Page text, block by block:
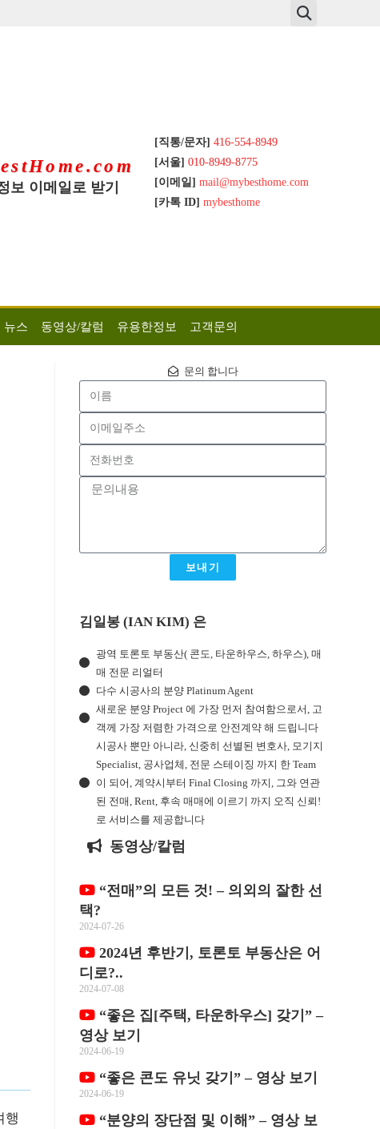
보 이메일로 받기
[직통/문자] 416-554-8949
[서울] 010-8949-8775
[이메일] mail@mybesthome.com
[카톡 ID] mybesthome
뉴스 동영상/칼럼 유용한정보 고객문의
행
문의 합니다
보내기
김일봉 (IAN KIM) 은
광역 토론토 부동산( 콘도, 타운하우스, 하우스), 매
매 전문 리얼터
다수 시공사의 분양 Platinum Agent
새로운 분양 Project 에 가장 먼저 참여함으로서, 고
객께 가장 저렴한 가격으로 안전계약 해 드립니다
시공사 뿐만 아니라, 신중히 선별된 변호사, 모기지
Specialist, 공사업체, 전문 스테이징 까지 한 Team
이 되어, 계약시부터 Final Closing 까지, 그와 연관
된 전매, Rent, 후속 매매에 이르기 까지 오직 신뢰!
로 서비스를 제공합니다
동영상/칼럼
“전매”의 모든 것! – 의외의 잘한 선
택?
2024-07-26
2024년 후반기, 토론토 부동산은 어
디로?..
2024-07-08
“좋은 집[주택, 타운하우스] 갖기” –
영상 보기
2024-06-19
“좋은 콘도 유닛 갖기” – 영상 보기
2024-06-19
“분양의 장단점 및 이해” – 영상 보